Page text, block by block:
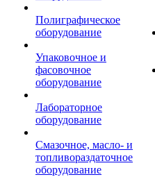
Полиграфическое
оборудование
Упаковочное и
фасовочное
оборудование
Лабораторное
оборудование
Смазочное, масло- и
топливораздаточное
оборудование